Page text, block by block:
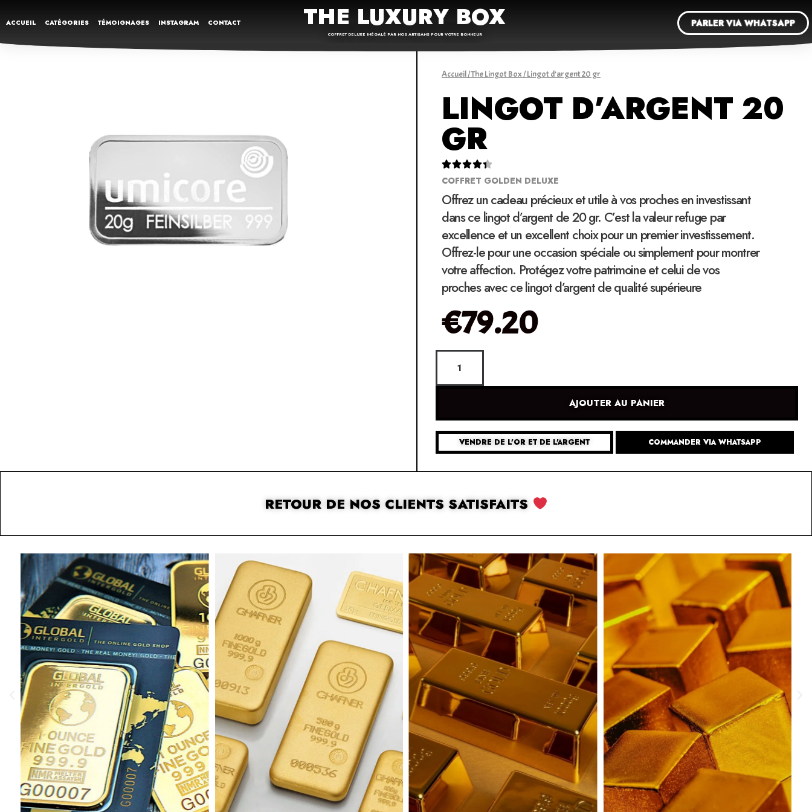
ACCUEIL CATÉGORIES TÉMOIGNAGES INSTAGRAM CONTACT THE LUXURY BOX
COFFRET DELUXE INÉGALÉ PAR NOS ARTISANS POUR VOTRE BONHEUR
PARLER VIA WHATSAPP
Accueil/The Lingot Box/ Lingot d’argent 20 gr
LINGOT D’ARGENT 20
GR

COFFRET GOLDEN DELUXE
Offrez un cadeau précieux et utile à vos proches en investissant
dans ce lingot d’argent de 20 gr. C’est la valeur refuge par
excellence et un excellent choix pour un premier investissement.
Offrez-le pour une occasion spéciale ou simplement pour montrer
votre affection. Protégez votre patrimoine et celui de vos
proches avec ce lingot d’argent de qualité supérieure
€79.20
AJOUTER AU PANIER
VENDRE DE L'OR ET DE L'ARGENT COMMANDER VIA WHATSAPP
RETOUR DE NOS CLIENTS SATISFAITS